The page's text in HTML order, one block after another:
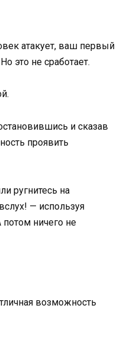
атакует, ваш первый
это не сработает.
и сказав
проявить
ругнитесь на
— используя
ничего не
возможность